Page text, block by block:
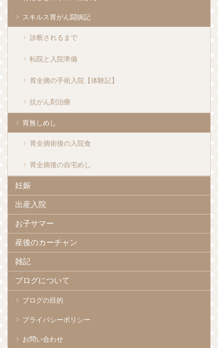
スキルス胃がん闘病記
診断されるまで
転院と入院準備
胃全摘の手術入院【体験記】
抗がん剤治療
胃無しめし
胃全摘術後の入院食
胃全摘後の自宅めし
妊娠
出産入院
お子サマー
産後のカーチャン
雑記
ブログについて
ブログの目的
プライバシーポリシー
お問い合わせ